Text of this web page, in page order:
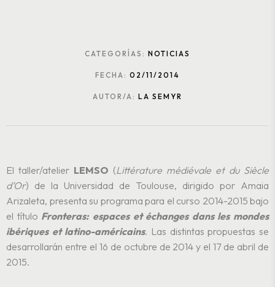
CATEGORÍAS: NOTICIAS
FECHA: 02/11/2014
AUTOR/A: LA SEMYR
El taller/atelier LEMSO (Littérature médiévale et du Siècle
d’Or) de la Universidad de Toulouse, dirigido por Amaia
Arizaleta, presenta su programa para el curso 2014-2015 bajo
el título Fronteras: espaces et échanges dans les mondes
ibériques et latino-américains. Las distintas propuestas se
desarrollarán entre el 16 de octubre de 2014 y el 17 de abril de
2015.